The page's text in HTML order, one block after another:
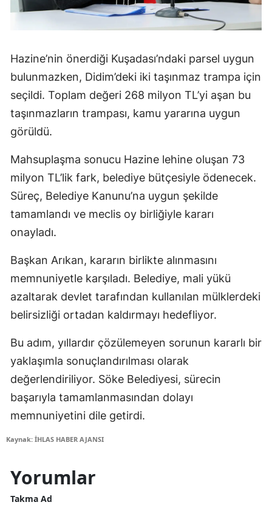
Hazine’nin önerdiği Kuşadası’ndaki parsel uygun
bulunmazken, Didim’deki iki taşınmaz trampa için
seçildi. Toplam değeri 268 milyon TL’yi aşan bu
taşınmazların trampası, kamu yararına uygun
görüldü.
Mahsuplaşma sonucu Hazine lehine oluşan 73
milyon TL’lik fark, belediye bütçesiyle ödenecek.
Süreç, Belediye Kanunu’na uygun şekilde
tamamlandı ve meclis oy birliğiyle kararı
onayladı.
Başkan Arıkan, kararın birlikte alınmasını
memnuniyetle karşıladı. Belediye, mali yükü
azaltarak devlet tarafından kullanılan mülklerdeki
belirsizliği ortadan kaldırmayı hedefliyor.
Bu adım, yıllardır çözülemeyen sorunun kararlı bir
yaklaşımla sonuçlandırılması olarak
değerlendiriliyor. Söke Belediyesi, sürecin
başarıyla tamamlanmasından dolayı
memnuniyetini dile getirdi.
Kaynak: İHLAS HABER AJANSI
Yorumlar
Takma Ad